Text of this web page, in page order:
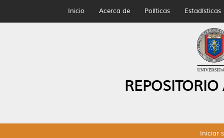
Inicio Acerca de Políticas Estadísticas
Iniciar